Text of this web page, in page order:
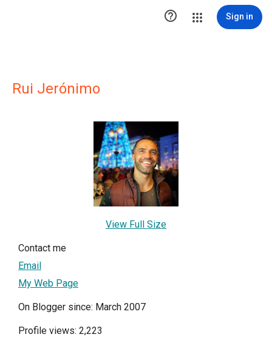
 Sign in
Rui Jerónimo
View Full Size
Contact me
Email
My Web Page
On Blogger since: March 2007
Profile views: 2,223